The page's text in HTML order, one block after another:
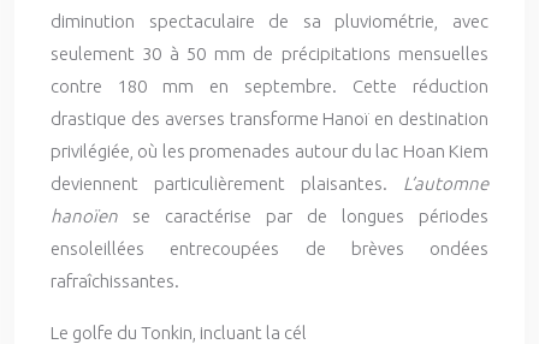
diminution spectaculaire de sa pluviométrie, avec
seulement 30 à 50 mm de précipitations mensuelles
contre 180 mm en septembre. Cette réduction
drastique des averses transforme Hanoï en destination
privilégiée, où les promenades autour du lac Hoan Kiem
deviennent particulièrement plaisantes. L’automne
hanoïen se caractérise par de longues périodes
ensoleillées entrecoupées de brèves ondées
rafraîchissantes.
Le golfe du Tonkin, incluant la cél